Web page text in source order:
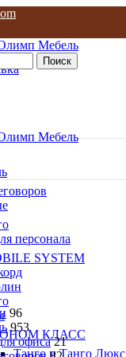
Поиск
персонала
SYSTEM
КЛАСС
Танго и Танго Люкс
96
953
офиса 21